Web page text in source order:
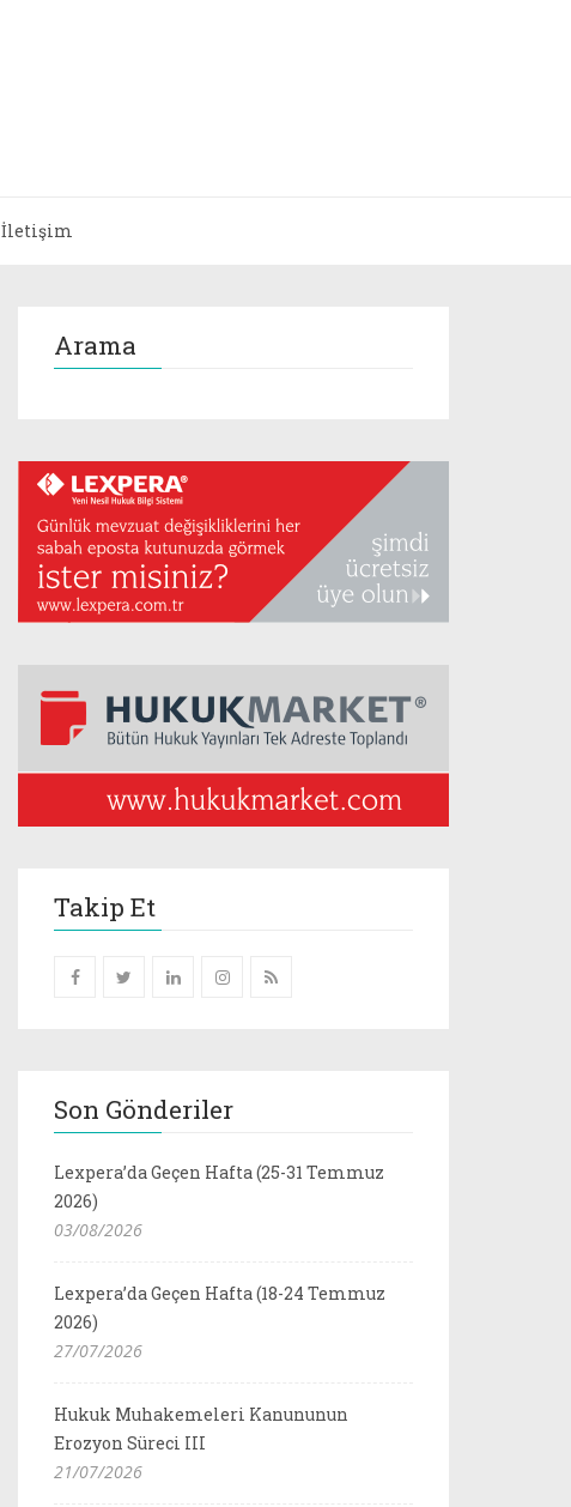
İletişim
Arama
Takip Et
Son Gönderiler
Lexpera’da Geçen Hafta (25-31 Temmuz
2026)
03/08/2026
Lexpera’da Geçen Hafta (18-24 Temmuz
2026)
27/07/2026
Hukuk Muhakemeleri Kanununun
Erozyon Süreci III
21/07/2026